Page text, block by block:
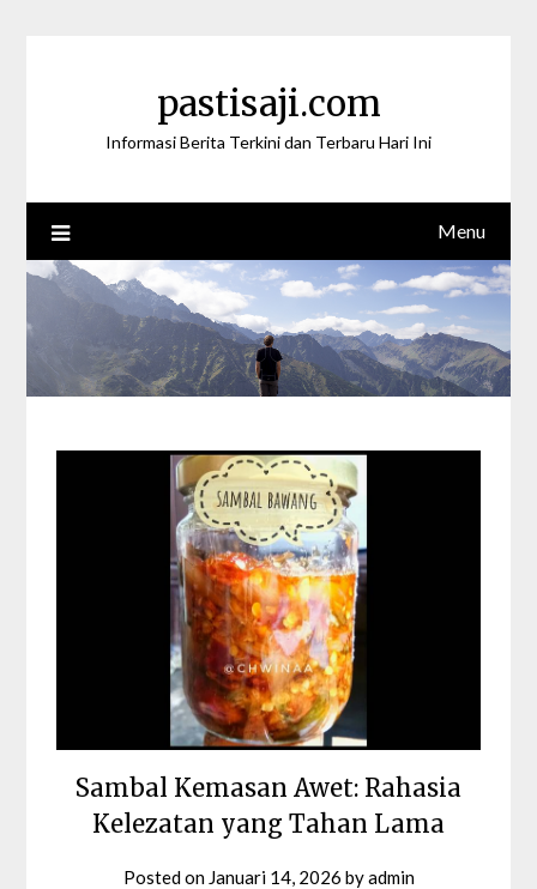
pastisaji.com
Informasi Berita Terkini dan Terbaru Hari Ini
Menu
Sambal Kemasan Awet: Rahasia
Kelezatan yang Tahan Lama
Posted on Januari 14, 2026 byadmin